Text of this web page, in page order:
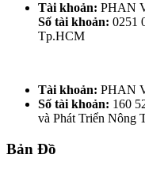
Tài khoản: PHAN
Số tài khoản: 0251
Tp.HCM
Tài khoản: PHAN
Số tài khoản: 160
và Phát Triển Nông
Bản Đồ